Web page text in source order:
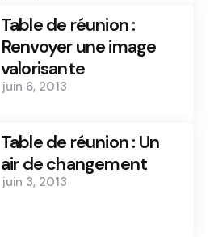
Table de réunion :
Renvoyer une image
valorisante
juin 6, 2013
Table de réunion : Un
air de changement
juin 3, 2013